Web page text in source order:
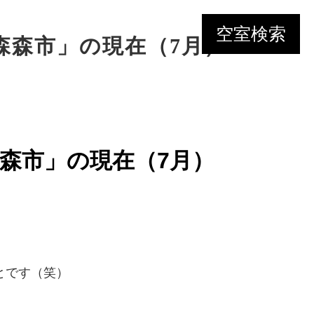
空室検索
森市」の現在（7月）
市」の現在（7月）
す（笑）